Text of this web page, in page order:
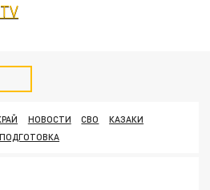
НОВОСТИ СВО
КАЗАКИ